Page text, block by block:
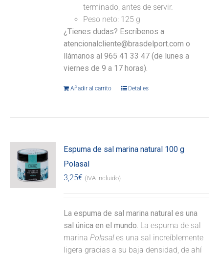
terminado, antes de servir.
Peso neto: 125 g
¿Tienes dudas? Escríbenos a
atencionalcliente@brasdelport.com o
llámanos al 965 41 33 47 (de lunes a
viernes de 9 a 17 horas).
Añadir al carrito Detalles
Espuma de sal marina natural 100 g
Polasal
3,25€ (IVA incluido)
La espuma de sal marina natural es una
sal única en el mundo. La espuma de sal
marinaPolasales una sal increíblemente
ligera gracias a su baja densidad, de ahí